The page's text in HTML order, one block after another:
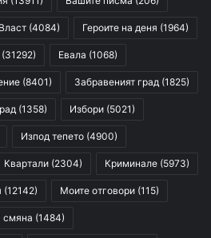
Власт (4084) Героите на деня (1964)
(31292) Евала (1068)
(8401) Забравеният град (1825)
(1358) Избори (5021)
Изпод тепето (4900)
Квартали (2304) Криминале (5973)
(12142) Моите отговори (115)
(1484)